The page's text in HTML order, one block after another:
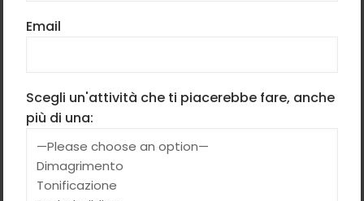
Una lezione da 45 minuti
per tonificare glutei, addome e
gambe. Questo workout GAG è reso
Email
Scegli un'attività che ti piacerebbe fare, anche
più di una: